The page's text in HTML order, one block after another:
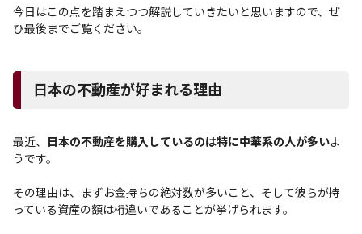
今日はこの点を踏まえつつ解説していきたいと思いますので、ぜ
ひ最後までご覧ください。
日本の不動産が好まれる理由
最近、 日本の不動産を購入しているのは特に中華系の人が多いよ
うです。
その理由は、まずお金持ちの絶対数が多いこと、そして彼らが持
っている資産の額は桁違いであることが挙げられます。